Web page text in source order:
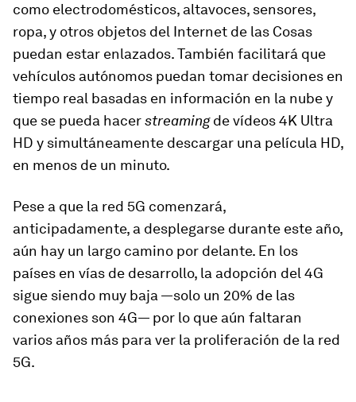
como electrodomésticos, altavoces, sensores,
ropa, y otros objetos del Internet de las Cosas
puedan estar enlazados. También facilitará que
vehículos autónomos puedan tomar decisiones en
tiempo real basadas en información en la nube y
que se pueda hacerstreamingde vídeos 4K Ultra
HD y simultáneamente descargar una película HD,
en menos de un minuto.
Pese a que la red 5G comenzará,
anticipadamente, a desplegarse durante este año,
aún hay un largo camino por delante. En los
países en vías de desarrollo, la adopción del 4G
sigue siendo muy baja —solo un 20% de las
conexiones son 4G— por lo que aún faltaran
varios años más para ver la proliferación de la red
5G.